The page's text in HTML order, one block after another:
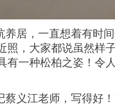
居，一直想着有时
照，大家都说虽然样
有一种松柏之姿！令
蔡义江老师，写得好